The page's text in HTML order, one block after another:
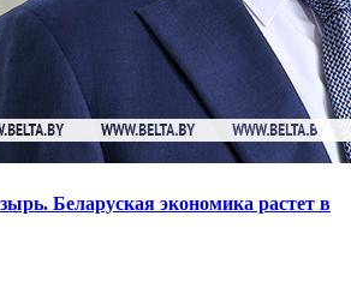
Беларуская экономика растет в